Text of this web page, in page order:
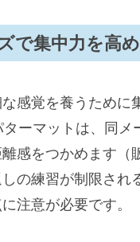
で集中力を高
感覚を養うために
ーマットは、同
感をつかめます（
の練習が制限さ
注意が必要です。